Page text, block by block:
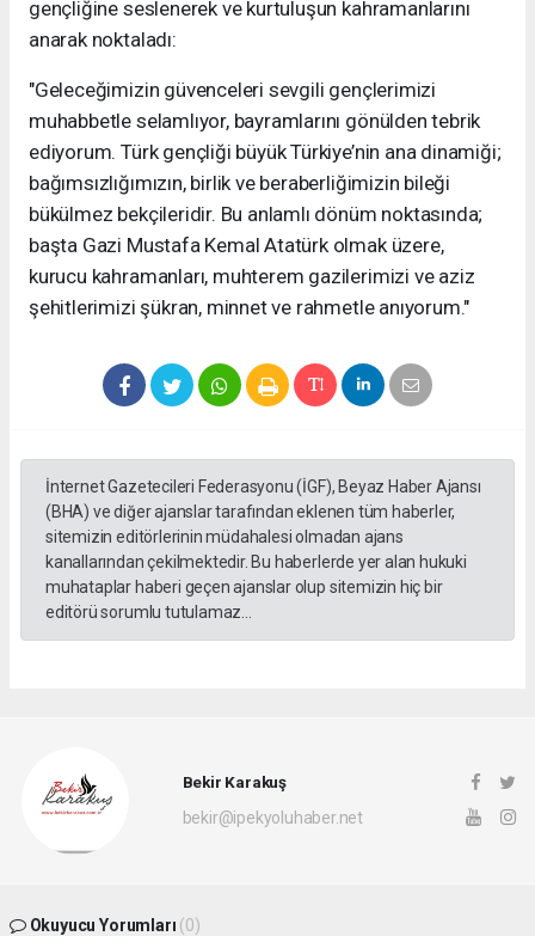
gençliğine seslenerek ve kurtuluşun kahramanlarını
anarak noktaladı:
"Geleceğimizin güvenceleri sevgili gençlerimizi
muhabbetle selamlıyor, bayramlarını gönülden tebrik
ediyorum. Türk gençliği büyük Türkiye’nin ana dinamiği;
bağımsızlığımızın, birlik ve beraberliğimizin bileği
bükülmez bekçileridir. Bu anlamlı dönüm noktasında;
başta Gazi Mustafa Kemal Atatürk olmak üzere,
kurucu kahramanları, muhterem gazilerimizi ve aziz
şehitlerimizi şükran, minnet ve rahmetle anıyorum."
İnternet Gazetecileri Federasyonu (İGF), Beyaz Haber Ajansı
(BHA) ve diğer ajanslar tarafından eklenen tüm haberler,
sitemizin editörlerinin müdahalesi olmadan ajans
kanallarından çekilmektedir. Bu haberlerde yer alan hukuki
muhataplar haberi geçen ajanslar olup sitemizin hiç bir
editörü sorumlu tutulamaz...
Bekir Karakuş
bekir@ipekyoluhaber.net
Okuyucu Yorumları (0)